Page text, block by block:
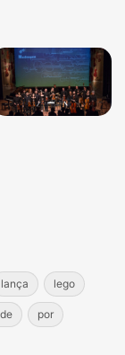
lança lego
por